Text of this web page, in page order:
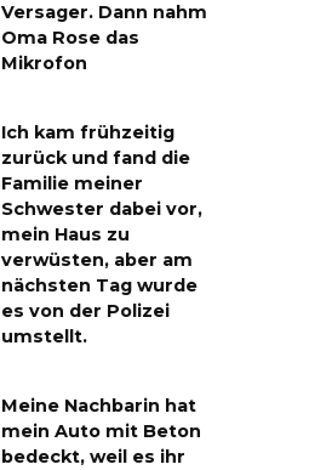
Versager. Dann nahm
Oma Rose das
Mikrofon
Ich kam frühzeitig
zurück und fand die
Familie meiner
Schwester dabei vor,
mein Haus zu
verwüsten, aber am
nächsten Tag wurde
es von der Polizei
umstellt.
Meine Nachbarin hat
mein Auto mit Beton
bedeckt, weil es ihr